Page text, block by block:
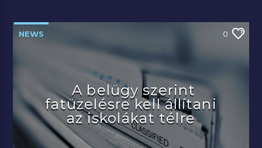
NEWS 0
A belügy szerint
fatüzelésre kell állítani
az iskolákat télre